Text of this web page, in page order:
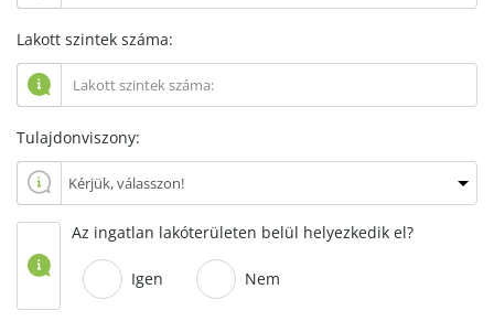
Lakott szintek száma:
Tulajdonviszony:
Az ingatlan lakóterületen belül helyezkedik el?
Igen Nem